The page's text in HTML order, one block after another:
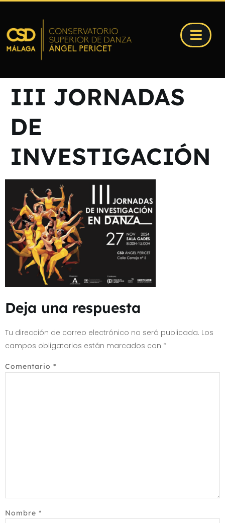
III JORNADAS
DE
INVESTIGACIÓN
Deja una respuesta
Tu dirección de correo electrónico no será publicada. Los
campos obligatorios están marcados con *
Comentario *
Nombre *